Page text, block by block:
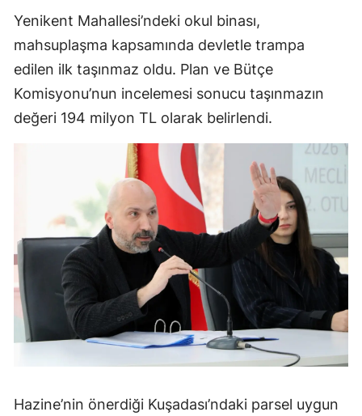
Yenikent Mahallesi’ndeki okul binası,
mahsuplaşma kapsamında devletle trampa
edilen ilk taşınmaz oldu. Plan ve Bütçe
Komisyonu’nun incelemesi sonucu taşınmazın
değeri 194 milyon TL olarak belirlendi.
Hazine’nin önerdiği Kuşadası’ndaki parsel uygun